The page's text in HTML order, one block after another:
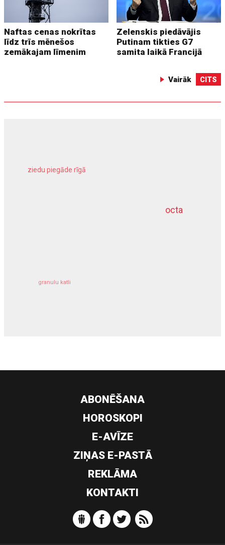
Naftas cenas nokrītas
līdz trīs mēnešos
zemākajam līmenim
Zelenskis piedāvājis
Putinam tikties G7
samita laikā Francijā
Vairāk CITS
octa
ziedu piegāde rīgā
granulu katli
dziļurbums
ABONĒŠANA
HOROSKOPI
E-AVĪZE
ZIŅAS E-PASTĀ
REKLĀMA
KONTAKTI